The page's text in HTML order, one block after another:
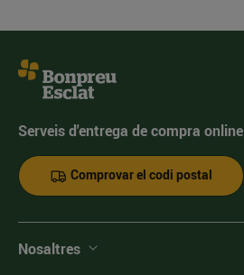
Serveis d'entrega de compra online
Comprovar el codi postal
Nosaltres